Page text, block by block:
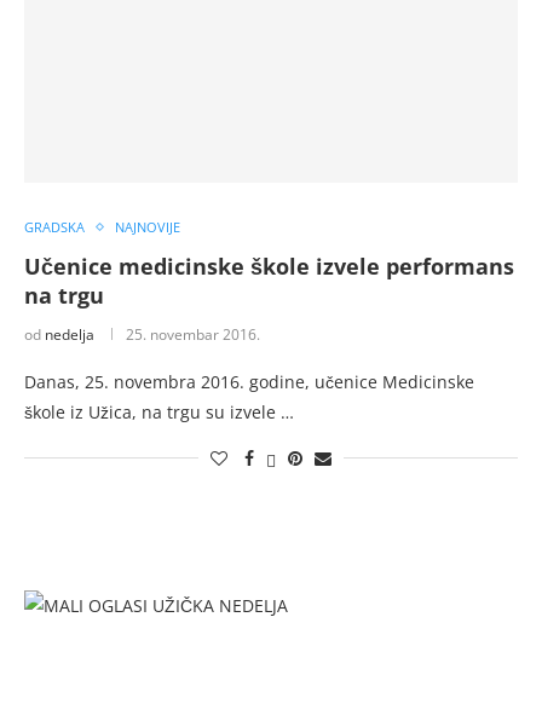
GRADSKA NAJNOVIJE
Učenice medicinske škole izvele performans
na trgu
od nedelja 25. novembar 2016.
Danas, 25. novembra 2016. godine, učenice Medicinske
škole iz Užica, na trgu su izvele …